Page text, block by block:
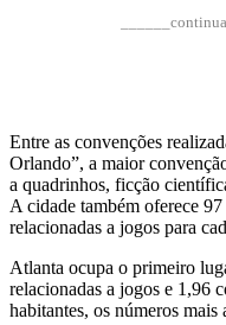
Entre as convenções
Orlando”, a maior
a quadrinhos, ficção
A cidade também oferece
relacionadas a jogos para
Atlanta ocupa o primeiro
relacionadas a jogos e 1,96
habitantes, os números mais